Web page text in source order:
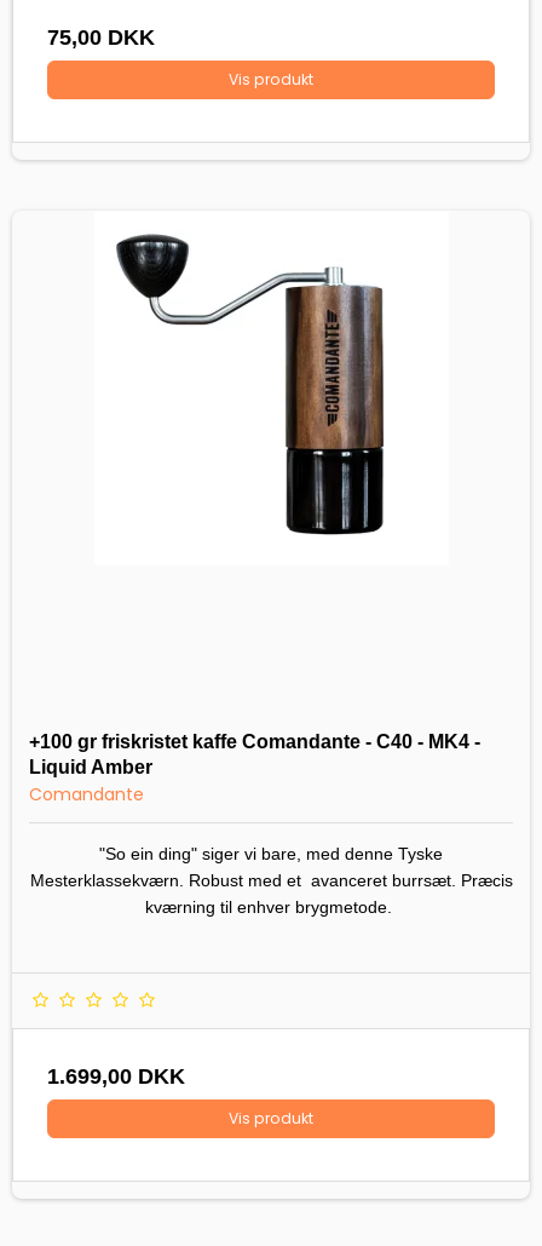
75,00 DKK
Vis produkt
+100 gr friskristet kaffe Comandante - C40 - MK4 -
Liquid Amber
Comandante
"So ein ding" siger vi bare, med denne Tyske
Mesterklassekværn. Robust med et avanceret burrsæt. Præcis
kværning til enhver brygmetode.
1.699,00 DKK
Vis produkt